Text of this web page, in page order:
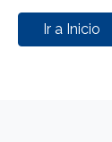
Ir a Inicio